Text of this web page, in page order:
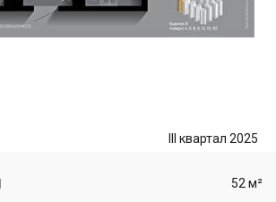
III квартал 2025
52 м²